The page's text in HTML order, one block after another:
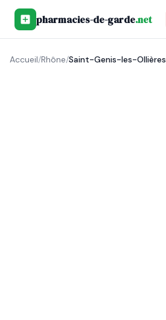
pharmacies-de-garde.net
Accueil/Rhône/Saint-Genis-les-Ollières